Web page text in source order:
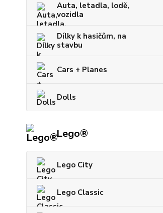
Auta, letadla, lodě,
vozidla
Dílky k hasičům, na
stavbu
Cars + Planes
Dolls
Lego®
Lego City
Lego Classic